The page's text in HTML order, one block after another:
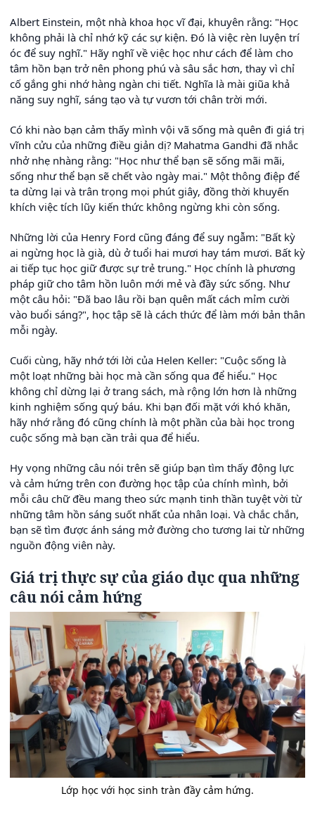
Albert Einstein, một nhà khoa học vĩ đại, khuyên rằng: "Học
không phải là chỉ nhớ kỹ các sự kiện. Đó là việc rèn luyện trí
óc để suy nghĩ." Hãy nghĩ về việc học như cách để làm cho
tâm hồn bạn trở nên phong phú và sâu sắc hơn, thay vì chỉ
cố gắng ghi nhớ hàng ngàn chi tiết. Nghĩa là mài giũa khả
năng suy nghĩ, sáng tạo và tự vươn tới chân trời mới.
Có khi nào bạn cảm thấy mình vội vã sống mà quên đi giá trị
vĩnh cửu của những điều giản dị? Mahatma Gandhi đã nhắc
nhở nhẹ nhàng rằng: "Học như thể bạn sẽ sống mãi mãi,
sống như thể bạn sẽ chết vào ngày mai." Một thông điệp để
ta dừng lại và trân trọng mọi phút giây, đồng thời khuyến
khích việc tích lũy kiến thức không ngừng khi còn sống.
Những lời của Henry Ford cũng đáng để suy ngẫm: "Bất kỳ
ai ngừng học là già, dù ở tuổi hai mươi hay tám mươi. Bất kỳ
ai tiếp tục học giữ được sự trẻ trung." Học chính là phương
pháp giữ cho tâm hồn luôn mới mẻ và đầy sức sống. Như
một câu hỏi: "Đã bao lâu rồi bạn quên mất cách mỉm cười
vào buổi sáng?", học tập sẽ là cách thức để làm mới bản thân
mỗi ngày.
Cuối cùng, hãy nhớ tới lời của Helen Keller: "Cuộc sống là
một loạt những bài học mà cần sống qua để hiểu." Học
không chỉ dừng lại ở trang sách, mà rộng lớn hơn là những
kinh nghiệm sống quý báu. Khi bạn đối mặt với khó khăn,
hãy nhớ rằng đó cũng chính là một phần của bài học trong
cuộc sống mà bạn cần trải qua để hiểu.
Hy vọng những câu nói trên sẽ giúp bạn tìm thấy động lực
và cảm hứng trên con đường học tập của chính mình, bởi
mỗi câu chữ đều mang theo sức mạnh tinh thần tuyệt vời từ
những tâm hồn sáng suốt nhất của nhân loại. Và chắc chắn,
bạn sẽ tìm được ánh sáng mở đường cho tương lai từ những
nguồn động viên này.
Giá trị thực sự của giáo dục qua những
câu nói cảm hứng
Lớp học với học sinh tràn đầy cảm hứng.